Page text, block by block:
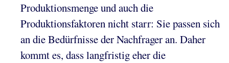
Produktionsmenge und auch die
Produktionsfaktoren nicht starr: Sie passen sich
an die Bedürfnisse der Nachfrager an. Daher
kommt es, dass langfristig eher die